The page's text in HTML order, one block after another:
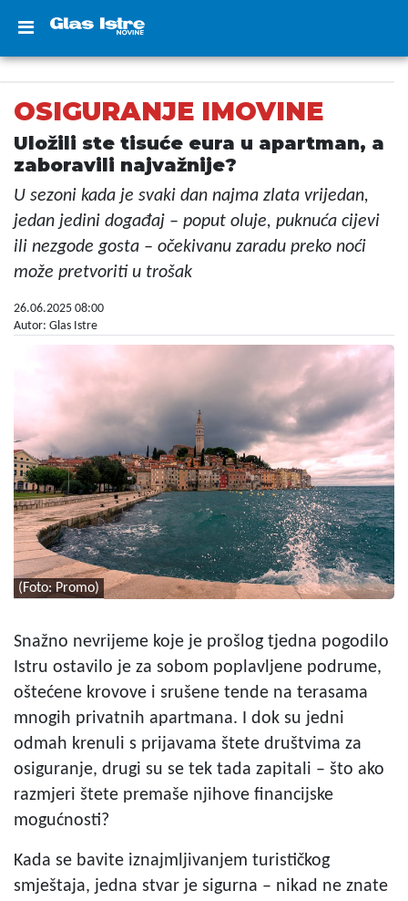
OSIGURANJE IMOVINE
Uložili ste tisuće eura u apartman, a
zaboravili najvažnije?
U sezoni kada je svaki dan najma zlata vrijedan,
jedan jedini događaj – poput oluje, puknuća cijevi
ili nezgode gosta – očekivanu zaradu preko noći
može pretvoriti u trošak
26.06.2025 08:00
Autor: Glas Istre
(Foto: Promo)
Snažno nevrijeme koje je prošlog tjedna pogodilo
Istru ostavilo je za sobom poplavljene podrume,
oštećene krovove i srušene tende na terasama
mnogih privatnih apartmana. I dok su jedni
odmah krenuli s prijavama štete društvima za
osiguranje, drugi su se tek tada zapitali – što ako
razmjeri štete premaše njihove financijske
mogućnosti?
Kada se bavite iznajmljivanjem turističkog
smještaja, jedna stvar je sigurna – nikad ne znate